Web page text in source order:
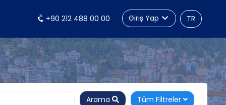
TR
+90 212 488 00 00 Giriş Yap
Arama Tüm Filtreler